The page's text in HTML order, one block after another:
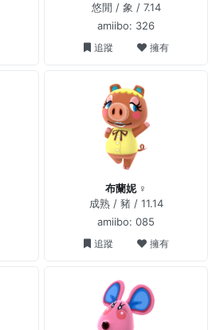
悠閒 / 象 / 7.14
amiibo: 326
追蹤 擁有
布蘭妮 ♀
成熟 / 豬 / 11.14
amiibo: 085
追蹤 擁有